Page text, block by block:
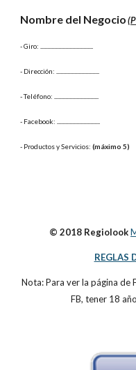
Nombre del Negocio
- Giro:
- Dirección:
- Teléfono:
- Facebook:
- Productos y Servicios: (máximo 5)
© 2018 Regiolook
REGLAS
Nota: Para ver la página de
FB, tener 18